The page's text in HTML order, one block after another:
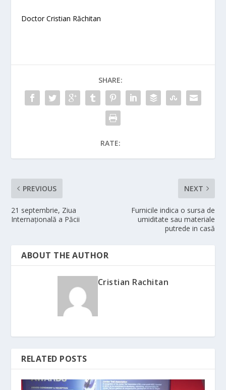
Doctor Cristian Răchitan
SHARE:
RATE:
PREVIOUS
21 septembrie, Ziua
Internațională a Păcii
NEXT
Furnicile indica o sursa de
umiditate sau materiale
putrede in casă
ABOUT THE AUTHOR
Cristian Rachitan
RELATED POSTS